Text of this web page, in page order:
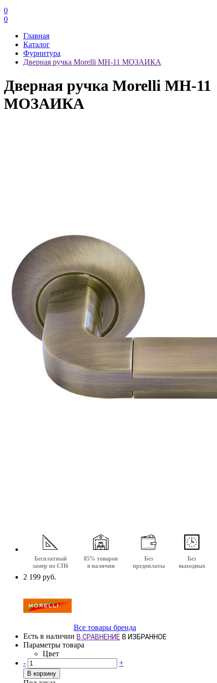
0
0
Главная
Каталог
Фурнитура
Дверная ручка Morelli MH-11 МОЗАИКА
Дверная ручка Morelli MH-11
МОЗАИКА
Бесплатный
замер по СПб
85% товаров
в наличии
Без
предоплаты
Без
выходных
2 199 руб.
Все товары бренда
Есть в наличии В СРАВНЕНИЕ В ИЗБРАННОЕ
Параметры товара
Цвет
-
+
В корзину